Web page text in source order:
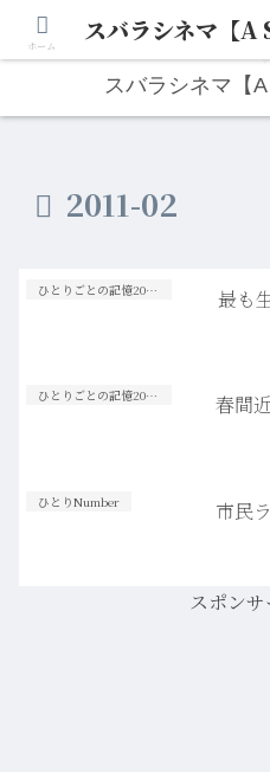
人生は“ひとりごと”から始ま
スバラシネマ【A
2011-02
ひとりごとの記憶20s-30s 最も
ひとりごとの記憶20s-30s 春間
ひとりNumber 市民
スポン
ホーム スバラシネマ【